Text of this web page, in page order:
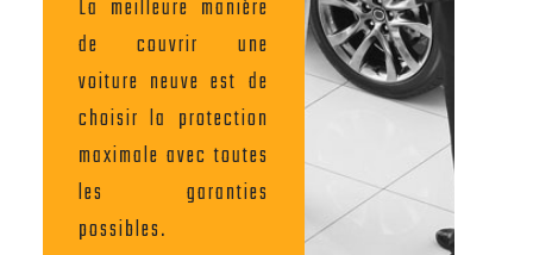
La meilleure manière
de couvrir une
voiture neuve est de
choisir la protection
maximale avec toutes
les garanties
possibles.